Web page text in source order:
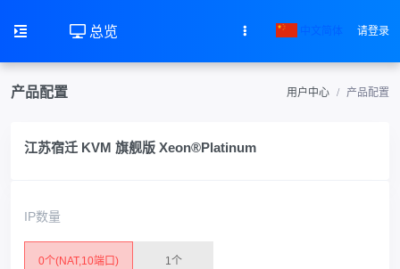
总览 中文简体 请登录
产品配置 用户中心 产品配置
江苏宿迁 KVM 旗舰版 Xeon®Platinum
IP数量
0个(NAT,10端口) 1个